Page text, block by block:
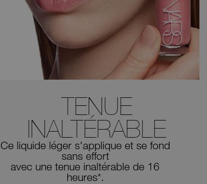
TENUE
INALTÉRABLE
Ce liquide léger s'applique et se fond
sans effort
avec une tenue inaltérable de 16
heures*.